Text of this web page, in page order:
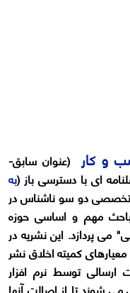
و کار (عنوان سابق-
ای با دسترسی باز (به
دو سو ناشناس در
مهم و اساسی حوزه
می پردازد. این نشریه در
کمیته اخلاق نشر
توسط نرم افزار